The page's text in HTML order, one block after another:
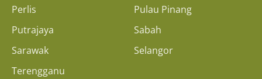
Perlis
Pulau Pinang
Putrajaya
Sabah
Sarawak
Selangor
Terengganu